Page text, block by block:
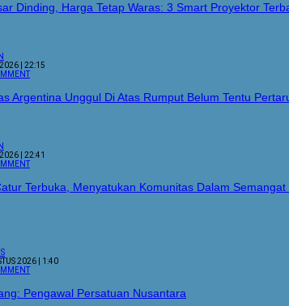
Dinding, Harga Tetap Waras: 3 Smart Proyektor
| 22:15
Argentina Unggul Di Atas Rumput Belum Tentu
| 22:41
Terbuka, Menyatukan Komunitas Dalam Semangat
2026 | 1:40
Pengawal Persatuan Nusantara